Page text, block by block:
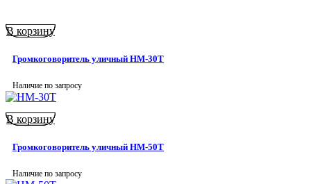
В корзину
Громкоговоритель уличный HM-30T
Наличие по запросу
В корзину
Громкоговоритель уличный HM-50T
Наличие по запросу